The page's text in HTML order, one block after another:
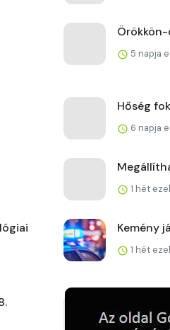
5 napja
Hőség
6 napja
1 hét
Kemény
1 hét
Új
1 hét